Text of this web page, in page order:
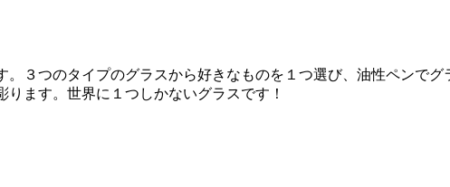
３つのタイプのグラスから好きなものを１つ選び、油性ペンで
ます。世界に１つしかないグラスです！